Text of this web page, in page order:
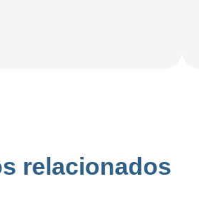
relacionados